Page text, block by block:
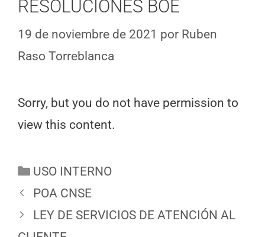
RESOLUCIONES BOE
19 de noviembre de 2021 por Ruben
Raso Torreblanca
Sorry, but you do not have permission to
view this content.
USO INTERNO
POA CNSE
LEY DE SERVICIOS DE ATENCIÓN AL